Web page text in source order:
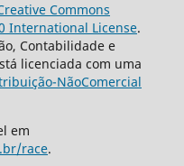
Commons
International License.
Contabilidade e
licenciada com uma
NãoComercial
em
race.